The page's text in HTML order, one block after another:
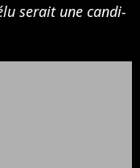
serait une candi­